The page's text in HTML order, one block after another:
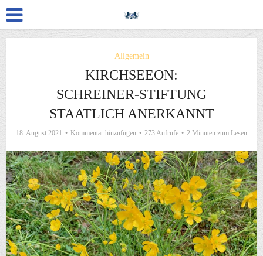
Allgemein
KIRCHSEEON:
SCHREINER-STIFTUNG
STAATLICH ANERKANNT
18. August 2021 Kommentar hinzufügen 273 Aufrufe 2 Minuten zum Lesen